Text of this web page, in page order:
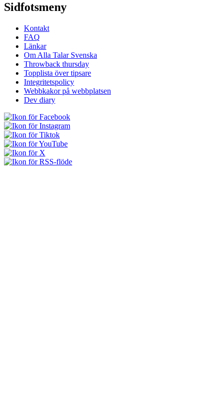
Sidfotsmeny
Kontakt
FAQ
Länkar
Om Alla Talar Svenska
Throwback thursday
Topplista över tipsare
Integritetspolicy
Webbkakor på webbplatsen
Dev diary